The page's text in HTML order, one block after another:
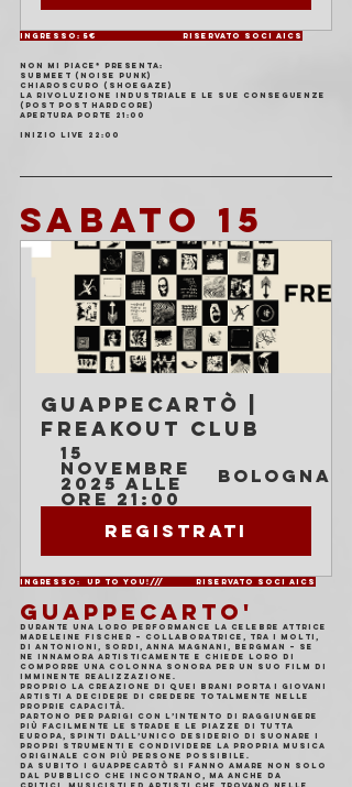
Ingresso: 5€                          Riservato soci AICS
NON MI PIACE* presenta:
submeet (noise punk)
chiaroscuro (shoegaze)
La rivoluzione industriale e le sue conseguenze
(post post hardcore)
Apertura porte 21:00
Inizio live 22:00
SABATO 15
Guappecartò |
Freakout Club
15
novembre
2025 alle
ore 21:00
Bologna
Registrati
Ingresso:  Up to you!///   	Riservato soci AICS
GUAPPECARTO'
Durante una loro performance la celebre attrice
Madeleine Fischer – collaboratrice, tra i molti,
di Antonioni, Sordi, Anna Magnani, Bergman – se
ne innamora artisticamente e chiede loro di
comporre una colonna sonora per un suo film di
imminente realizzazione.
Proprio la creazione di quei brani porta i giovani
artisti a decidere di credere totalmente nelle
proprie capacità.
Partono per Parigi con l’intento di raggiungere
più facilmente le strade e le piazze di tutta
Europa, spinti dall’unico desiderio di suonare i
propri strumenti e condividere la propria musica
originale con più persone possibile.
Da subito i Guappecartò si fanno amare non solo
dal pubblico che incontrano, ma anche da